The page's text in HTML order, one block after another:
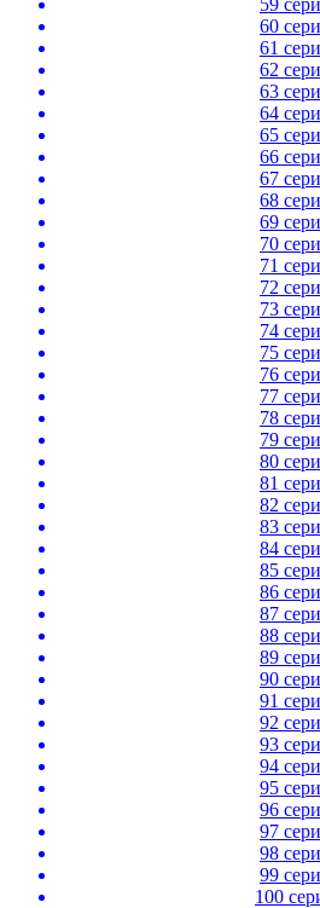
59
60
61
62
63
64
65
66
67
68
69
70
71
72
73
74
75
76
77
78
79
80
81
82
83
84
85
86
87
88
89
90
91
92
93
94
95
96
97
98
99
100